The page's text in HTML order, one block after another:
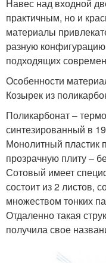
Навес над входной
практичным, но и
материалы
разную
подходящих
Особенности
Козырек из
Поликарбонат –
синтезированный в
Монолитный пластик
прозрачную плиту –
Сотовый имеет
состоит из 2 листов,
множеством тонких
Отдаленно такая
получила свое